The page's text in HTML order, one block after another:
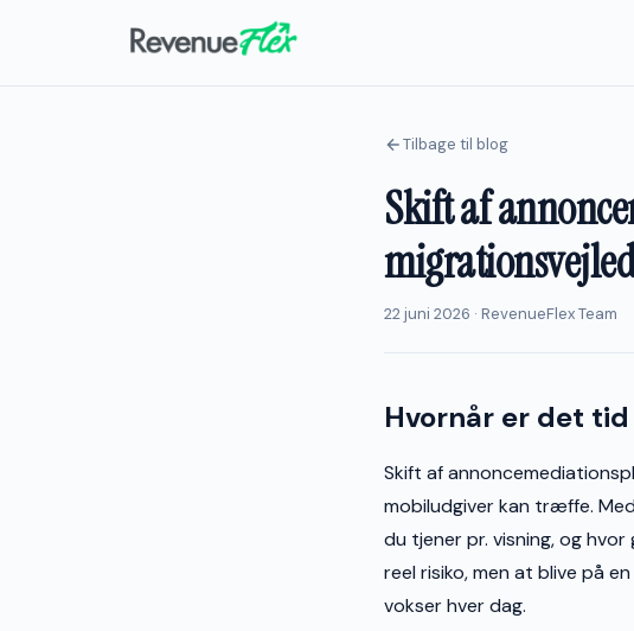
Tilbage til blog
Skift af
22 juni 2026 · RevenueFlex Team
Hvornår er det
Skift af
mobiludgiver kan træffe.
du tjener pr. visning, og
reel risiko, men at blive på
vokser hver dag.